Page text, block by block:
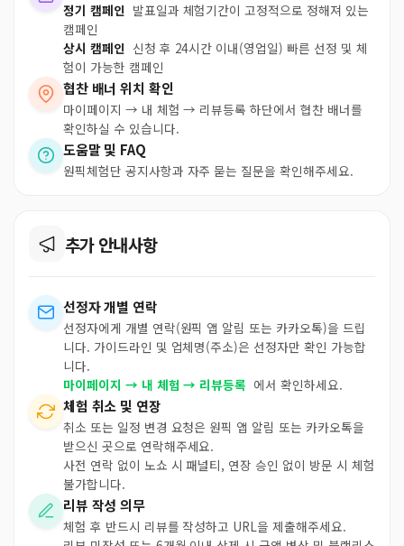
정기 캠페인 발표일과 체험기간이 고정적으로 정해져 있는
캠페인
상시 캠페인 신청 후 24시간 이내(영업일) 빠른 선정 및 체
험이 가능한 캠페인
협찬 배너 위치 확인
마이페이지 → 내 체험 → 리뷰등록 하단에서 협찬 배너를
확인하실 수 있습니다.
도움말 및 FAQ
원픽체험단 공지사항과 자주 묻는 질문을 확인해주세요.
추가 안내사항
선정자 개별 연락
선정자에게 개별 연락(원픽 앱 알림 또는 카카오톡)을 드립
니다. 가이드라인 및 업체명(주소)은 선정자만 확인 가능합
니다.
마이페이지 → 내 체험 → 리뷰등록 에서 확인하세요.
체험 취소 및 연장
취소 또는 일정 변경 요청은 원픽 앱 알림 또는 카카오톡을
받으신 곳으로 연락해주세요.
사전 연락 없이 노쇼 시 패널티, 연장 승인 없이 방문 시 체험
불가합니다.
리뷰 작성 의무
체험 후 반드시 리뷰를 작성하고 URL을 제출해주세요.